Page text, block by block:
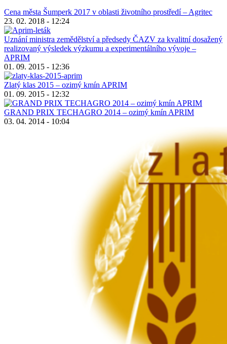
Cena města Šumperk 2017 v oblasti životního prostředí – Agritec
23. 02. 2018 - 12:24
Uznání ministra zemědělství a předsedy ČAZV za kvalitní dosažený
realizovaný výsledek výzkumu a experimentálního vývoje –
APRIM
01. 09. 2015 - 12:36
Zlatý klas 2015 – ozimý kmín APRIM
01. 09. 2015 - 12:32
GRAND PRIX TECHAGRO 2014 – ozimý kmín APRIM
03. 04. 2014 - 10:04